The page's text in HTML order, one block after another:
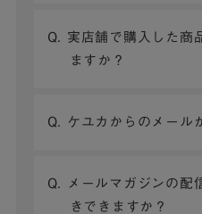
Q. 実店舗で購入した商
ますか？
Q. ケユカからのメール
Q. メールマガジンの配
きできますか？